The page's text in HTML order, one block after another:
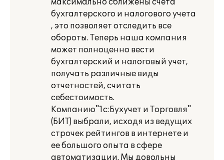
максимально сближены счета
бухгалтерского и налогового учета
, это позволяет отследить все
обороты. Теперь наша компания
может полноценно вести
бухгалтерский и налоговый учет,
получать различные виды
отчетностей, считать
себестоимость.
Компанию"1с:Бухучет и Торговля"
(БИТ) выбрали, исходя из ведущих
строчек рейтингов в интернете и
ее большого опыта в сфере
автоматизации. Мы довольны